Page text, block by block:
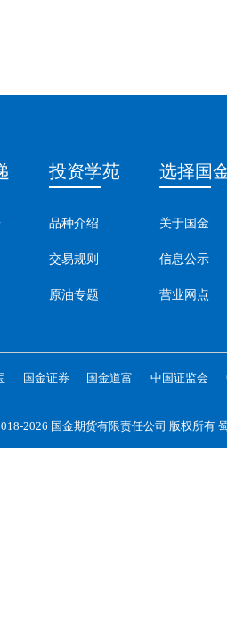
投资学苑
品种介绍
交易规则
原油专题
选择国
关于国金
信息公示
营业网点
国金证券 国金道富 中国证监会
2026 国金期货有限责任公司 版权所有